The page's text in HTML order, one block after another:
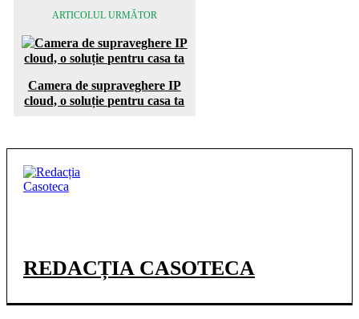
ARTICOLUL URMĂTOR
Camera de supraveghere IP
cloud, o soluție pentru casa ta
REDACȚIA CASOTECA